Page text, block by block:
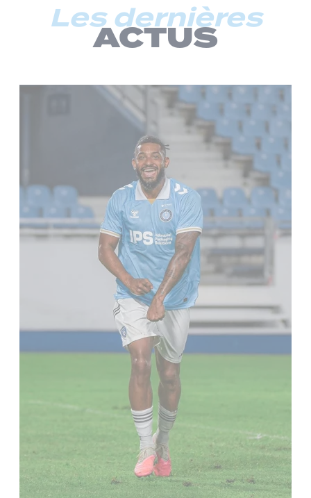
Les dernières
ACTUS